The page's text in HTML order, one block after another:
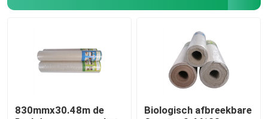
830mmx30.48m de
Biologisch afbreekbare